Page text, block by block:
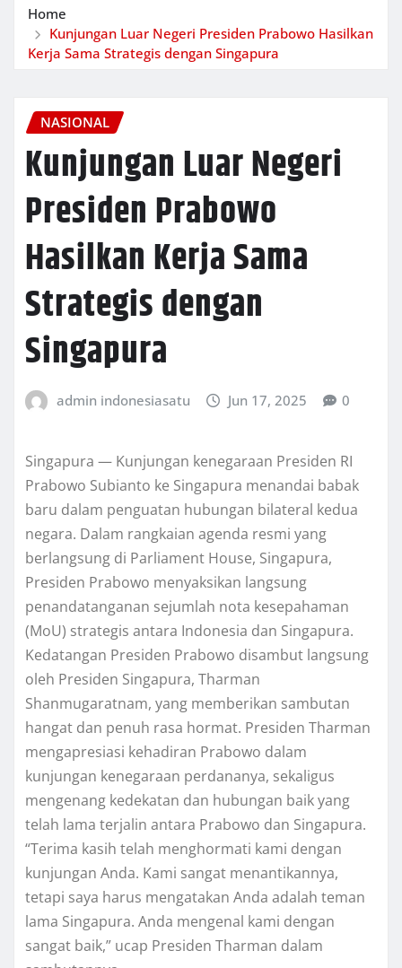
Home
Kunjungan Luar Negeri Presiden Prabowo Hasilkan
Kerja Sama Strategis dengan Singapura
NASIONAL
Kunjungan Luar Negeri
Presiden Prabowo
Hasilkan Kerja Sama
Strategis dengan
Singapura
admin indonesiasatu Jun 17, 2025 0
Singapura — Kunjungan kenegaraan Presiden RI
Prabowo Subianto ke Singapura menandai babak
baru dalam penguatan hubungan bilateral kedua
negara. Dalam rangkaian agenda resmi yang
berlangsung di Parliament House, Singapura,
Presiden Prabowo menyaksikan langsung
penandatanganan sejumlah nota kesepahaman
(MoU) strategis antara Indonesia dan Singapura.
Kedatangan Presiden Prabowo disambut langsung
oleh Presiden Singapura, Tharman
Shanmugaratnam, yang memberikan sambutan
hangat dan penuh rasa hormat. Presiden Tharman
mengapresiasi kehadiran Prabowo dalam
kunjungan kenegaraan perdananya, sekaligus
mengenang kedekatan dan hubungan baik yang
telah lama terjalin antara Prabowo dan Singapura.
“Terima kasih telah menghormati kami dengan
kunjungan Anda. Kami sangat menantikannya,
tetapi saya harus mengatakan Anda adalah teman
lama Singapura. Anda mengenal kami dengan
sangat baik,” ucap Presiden Tharman dalam